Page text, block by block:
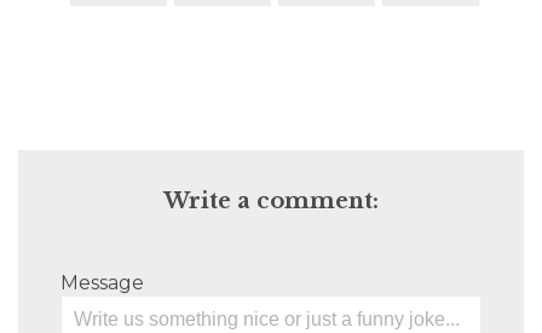
Write a comment:
Message